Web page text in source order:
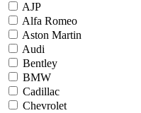
AJP
Alfa Romeo
Aston Martin
Audi
Bentley
BMW
Cadillac
Chevrolet